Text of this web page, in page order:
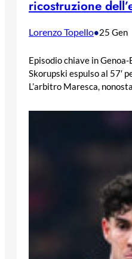
ricostruzione
Lorenzo Topello•25 Gen
Episodio chiave in
Skorupski espulso al 57′
L’arbitro Maresca,